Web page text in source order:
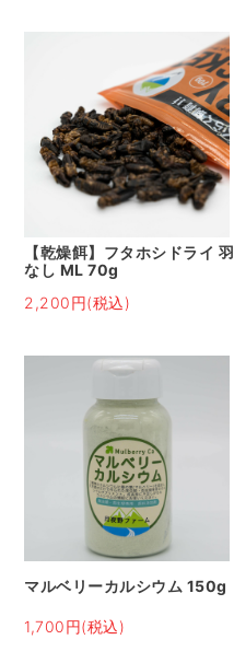
【乾燥餌】フタホシドライ 羽
なし ML 70g
2,200円(税込)
マルベリーカルシウム 150g
1,700円(税込)